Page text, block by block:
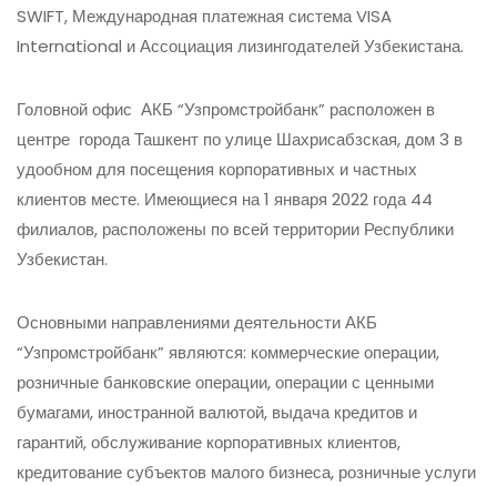
SWIFT, Международная платежная система VISA
International и Ассоциация лизингодателей Узбекистана.
Головной офис АКБ “Узпромстройбанк” расположен в
центре города Ташкент по улице Шахрисабзская, дом 3 в
удообном для посещения корпоративных и частных
клиентов месте. Имеющиеся на 1 января 2022 года 44
филиалов, расположены по всей территории Республики
Узбекистан.
Основными направлениями деятельности АКБ
“Узпромстройбанк” являются: коммерческие операции,
розничные банковские операции, операции с ценными
бумагами, иностранной валютой, выдача кредитов и
гарантий, обслуживание корпоративных клиентов,
кредитование субъектов малого бизнеса, розничные услуги